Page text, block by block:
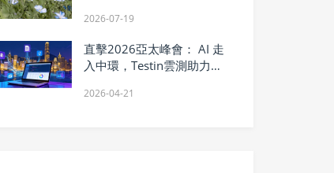
Turn It Around?
2026-07-19
直擊2026亞太峰會： AI 走
入中環，Testin雲測助力軟
里」
2026-04-21